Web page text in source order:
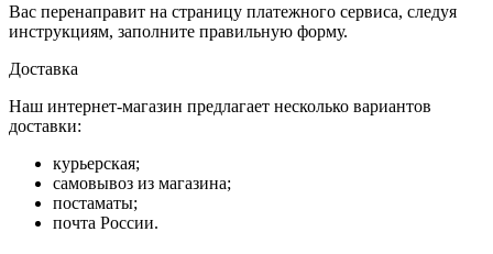
Вас перенаправит на страницу платежного сервиса, следуя
инструкциям, заполните правильную форму.
Доставка
Наш интернет-магазин предлагает несколько вариантов
доставки:
курьерская;
самовывоз из магазина;
постаматы;
почта России.